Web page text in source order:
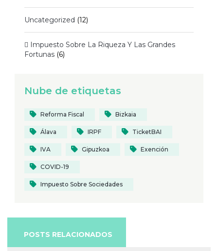
Uncategorized (12)
 Impuesto Sobre La Riqueza Y Las Grandes
Fortunas (6)
Nube de etiquetas
Reforma Fiscal Bizkaia
Álava IRPF TicketBAI
IVA Gipuzkoa Exención
COVID-19
Impuesto Sobre Sociedades
POSTS RELACIONADOS